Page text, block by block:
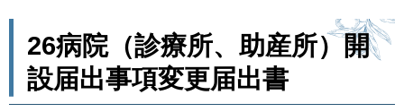
26病院（診療所、助産所）開
設届出事項変更届出書